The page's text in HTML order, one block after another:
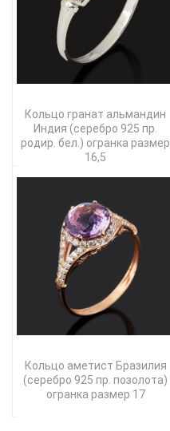
Кольцо гранат альмандин
Индия (серебро 925 пр.
родир. бел.) огранка размер
16,5
Кольцо аметист Бразилия
(серебро 925 пр. позолота)
огранка размер 17